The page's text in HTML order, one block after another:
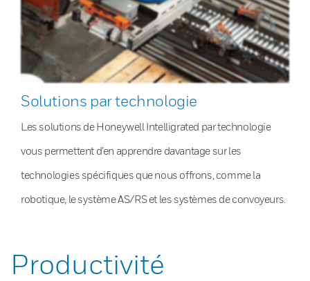
Solutions par technologie
Les solutions de Honeywell Intelligrated par technologie
vous permettent d’en apprendre davantage sur les
technologies spécifiques que nous offrons, comme la
robotique, le système AS/RS et les systèmes de convoyeurs.
Productivité